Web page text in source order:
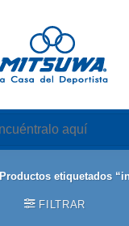
Productos etiquetados
FILTRAR